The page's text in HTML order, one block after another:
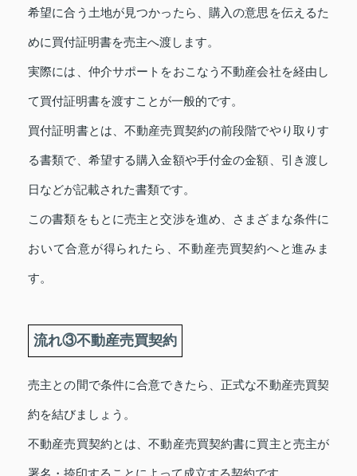
希望に合う土地が見つかったら、購入の意思を伝えるた
めに買付証明書を売主へ渡します。
実際には、仲介サポートをおこなう不動産会社を経由し
て買付証明書を渡すことが一般的です。
買付証明書とは、不動産売買契約の前段階でやり取りす
る書類で、希望する購入金額や手付金の金額、引き渡し
日などが記載された書類です。
この書類をもとに売主と交渉を進め、さまざまな条件に
おいて合意が得られたら、不動産売買契約へと進みま
す。
流れ③不動産売買契約
売主との間で条件に合意できたら、正式な不動産売買契
約を結びましょう。
不動産売買契約とは、不動産売買契約書に買主と売主が